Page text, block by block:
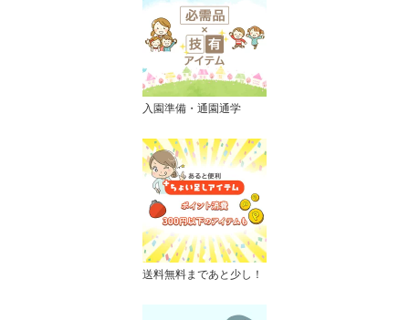
入園準備・通園通学
送料無料まであと少し！